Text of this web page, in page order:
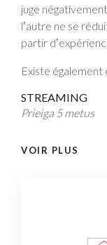
juge
lʼautre ne se
partir
Existe également
STREAMING
Prieiga 5 metus
VOIR PLUS